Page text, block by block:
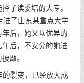
了读委培的大专。
进了山东某重点大学
后，她又以优异的
后，不安分的她进
靡。
裂变，已经放大成